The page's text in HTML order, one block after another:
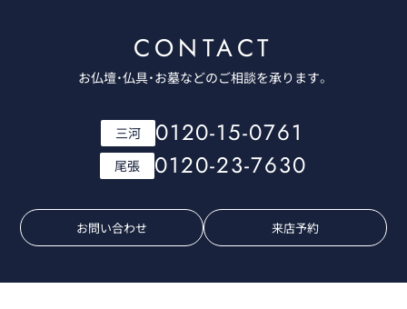
CONTACT
お仏壇・仏具・お墓などのご相談を承ります。
三河 0120-15-0761
尾張 0120-23-7630
お問い合わせ 来店予約